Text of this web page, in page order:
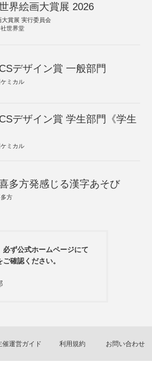
界絵画大賞展 2026
大賞展 実行委員会
世界堂
デザイン賞 一般部門
ミカル
デザイン賞 学生部門《学生
ミカル
多方発感じる漢字あそび
方
必ず公式ホームページにて
確認ください。
催運営ガイド 利用規約 お問い合わせ